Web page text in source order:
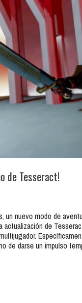
de Tesseract!
un nuevo modo de
actualización de
de darse un impulso